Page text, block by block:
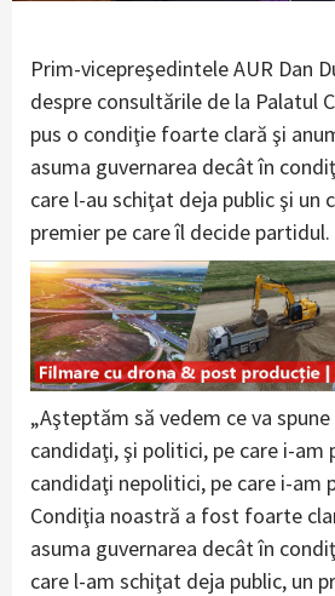
Prim-vicepreşedintele AUR Dan
despre consultările de la Palatul
pus o condiţie foarte clară şi
asuma guvernarea decât în
care l-au schiţat deja public şi un
premier pe care îl decide partidul.
„Aşteptăm să vedem ce va
candidaţi, şi politici, pe care i-am
candidaţi nepolitici, pe care i-am
Condiţia noastră a fost foarte
asuma guvernarea decât în
care l-am schiţat deja public, un